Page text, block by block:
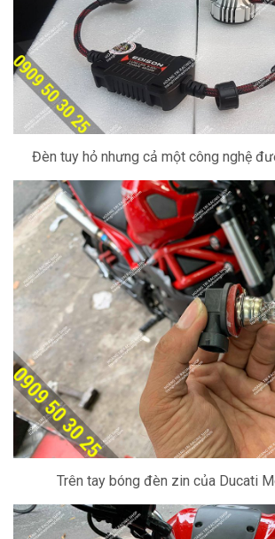
Đèn tuy hỏ nhưng cả một công nghệ
Trên tay bóng đèn zin của Ducati